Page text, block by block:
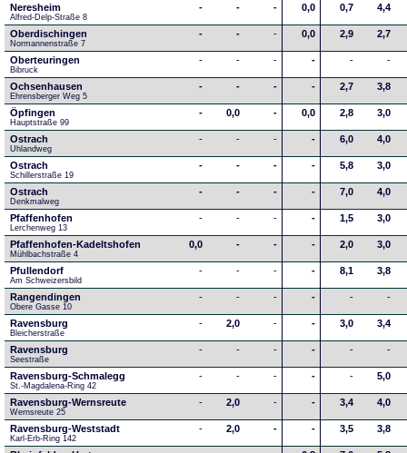
Neresheim
Alfred-Delp-Straße 8
- - - 0,0 0,7 4,4
Oberdischingen
Normannenstraße 7
- - - 0,0 2,9 2,7
Oberteuringen
Bibruck
- - - - - -
Ochsenhausen
Ehrensberger Weg 5
- - - - 2,7 3,8
Öpfingen
Hauptstraße 99
- 0,0 - 0,0 2,8 3,0
Ostrach
Uhlandweg
- - - - 6,0 4,0
Ostrach
Schillerstraße 19
- - - - 5,8 3,0
Ostrach
Denkmalweg
- - - - 7,0 4,0
Pfaffenhofen
Lerchenweg 13
- - - - 1,5 3,0
Pfaffenhofen-Kadeltshofen
Mühlbachstraße 4
0,0 - - - 2,0 3,0
Pfullendorf
Am Schweizersbild
- - - - 8,1 3,8
Rangendingen
Obere Gasse 10
- - - - - -
Ravensburg
Bleicherstraße
- 2,0 - - 3,0 3,4
Ravensburg
Seestraße
- - - - - -
Ravensburg-Schmalegg
St.-Magdalena-Ring 42
- - - - - 5,0
Ravensburg-Wernsreute
Wernsreute 25
- 2,0 - - 3,4 4,0
Ravensburg-Weststadt
Karl-Erb-Ring 142
- 2,0 - - 3,5 3,8